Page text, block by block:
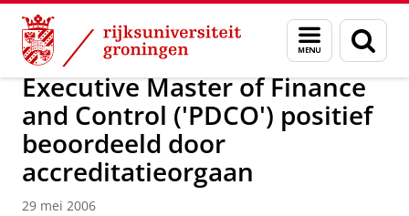
Skip
Content
Skip
Navigation
Menu
en
zoeken
Over ons Actueel Nieuws Nieuwsberichten
Executive Master of Finance
and Control ('PDCO') positief
beoordeeld door
accreditatieorgaan
29 mei 2006